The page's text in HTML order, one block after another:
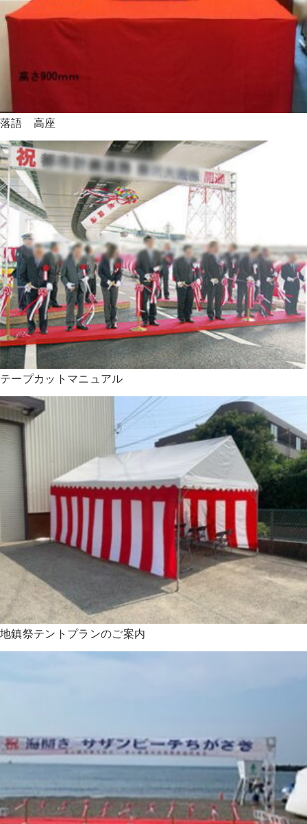
落語 高座
テープカットマニュアル
地鎮祭テントプランのご案内